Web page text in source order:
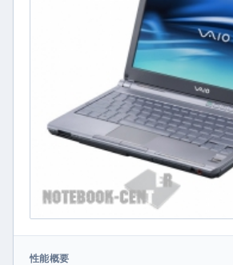
性能概要